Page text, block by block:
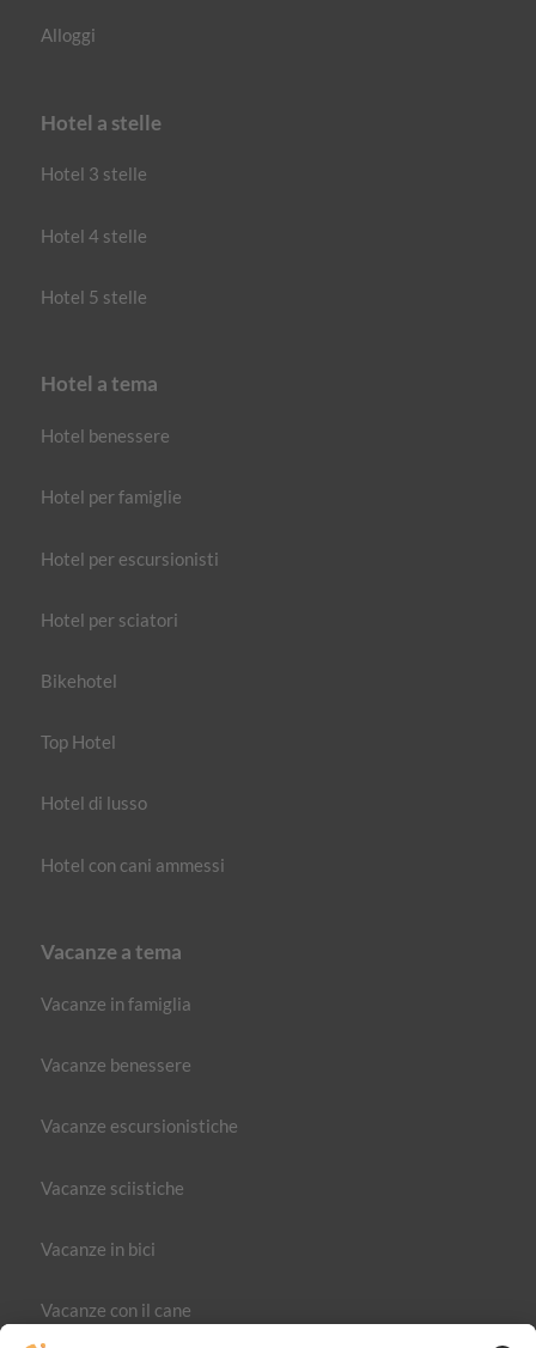
Alloggi
Hotel a stelle
Hotel 3 stelle
Hotel 4 stelle
Hotel 5 stelle
Hotel a tema
Hotel benessere
Hotel per famiglie
Hotel per escursionisti
Hotel per sciatori
Bikehotel
Top Hotel
Hotel di lusso
Hotel con cani ammessi
Vacanze a tema
Vacanze in famiglia
Vacanze benessere
Vacanze escursionistiche
Vacanze sciistiche
Vacanze in bici
Vacanze con il cane